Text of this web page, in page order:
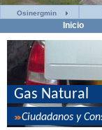
Osinergmin
Inicio